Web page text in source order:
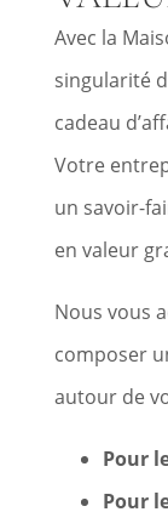
Avec la
singularité
cadeau
Votre
un savoir-
en valeur
Nous vous
composer
autour de
Pour
Pour